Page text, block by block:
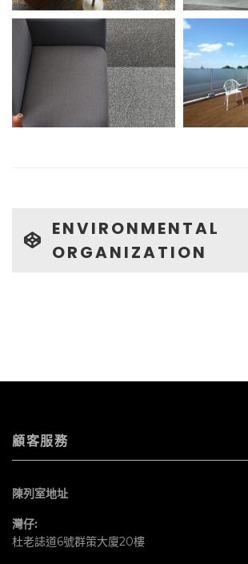
ENVIRONMENTAL
ORGANIZATION
顧客服務
陳列室地址
灣仔:
杜老誌道6號群策大廈20樓